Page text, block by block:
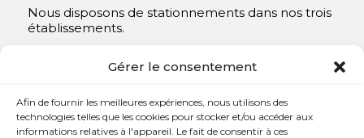
Gérer le consentement
Afin de fournir les meilleures expériences, nous utilisons des
technologies telles que les cookies pour stocker et/ou accéder aux
informations relatives à l'appareil. Le fait de consentir à ces
Nous disposons de stationnements dans nos trois
établissements.
Contact